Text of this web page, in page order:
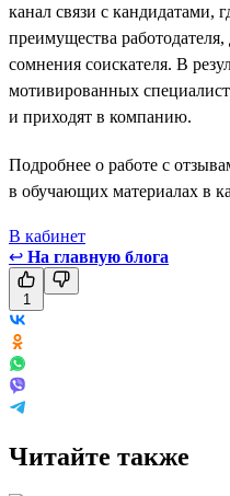
канал связи с кандидатами,
преимущества
сомнения соискателя. В
мотивированных
и приходят в компанию.
Подробнее о работе с
в обучающих материалах в
В кабинет
↩ На главную блога
1
Читайте также